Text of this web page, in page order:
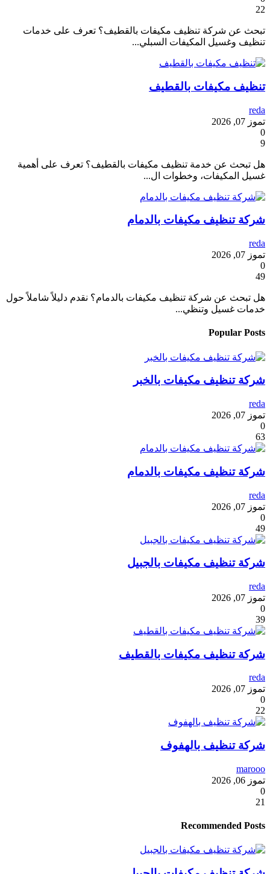
22
تبحث عن شركة تنظيف مكيفات بالقطيف؟ تعرف على خدمات
تنظيف وغسيل المكيفات السبلي...
تنظيف مكيفات بالقطيف
reda
تموز 07, 2026
0
9
هل تبحث عن خدمة تنظيف مكيفات بالقطيف؟ تعرف على أهمية
غسيل المكيفات، وخطوات ال...
شركة تنظيف مكيفات بالدمام
reda
تموز 07, 2026
0
49
هل تبحث عن شركة تنظيف مكيفات بالدمام؟ نقدم دليلاً شاملاً حول
خدمات غسيل وتنظي...
Popular Posts
شركة تنظيف مكيفات بالخبر
reda
تموز 07, 2026
0
63
شركة تنظيف مكيفات بالدمام
reda
تموز 07, 2026
0
49
شركة تنظيف مكيفات بالجبيل
reda
تموز 07, 2026
0
39
شركة تنظيف مكيفات بالقطيف
reda
تموز 07, 2026
0
22
شركة تنظيف بالهفوف
marooo
تموز 06, 2026
0
21
Recommended Posts